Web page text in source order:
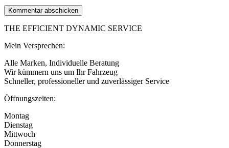
THE EFFICIENT DYNAMIC SERVICE
Mein Versprechen:
Alle Marken, Individuelle Beratung
Wir kümmern uns um Ihr Fahrzeug
​Schneller, professioneller und zuverlässiger Service
Öffnungszeiten:
Montag
Dienstag
Mittwoch
Donnerstag